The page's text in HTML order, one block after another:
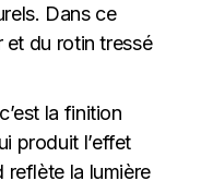
Dans ce
et du rotin tressé
la finition
produit l’effet
reflète la lumière